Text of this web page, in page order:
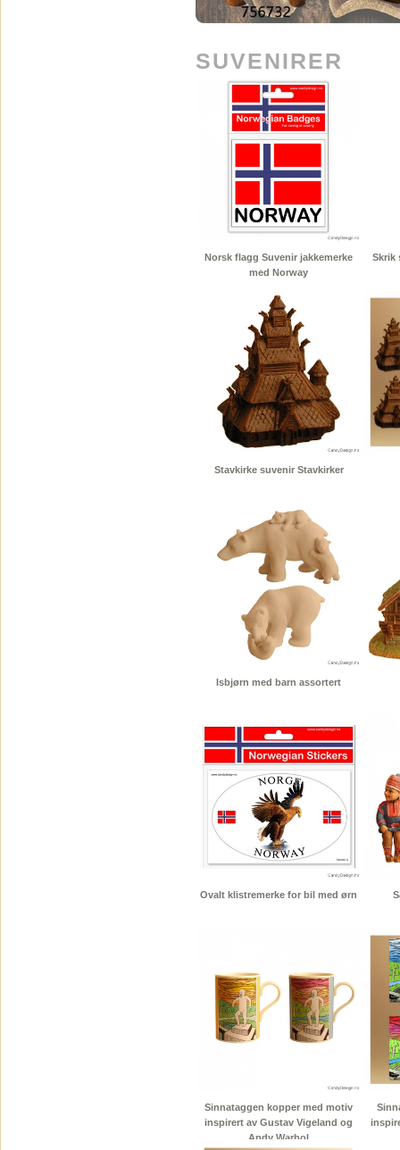
SUVENIRER
Norsk flagg Suvenir jakkemerke
med Norway
Skrik
Stavkirke suvenir Stavkirker
Isbjørn med barn assortert
Ovalt klistremerke for bil med ørn
Sinnataggen kopper med motiv
inspirert av Gustav Vigeland og
Andy Warhol